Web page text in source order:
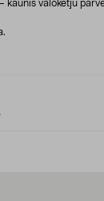
kaunis valoketju